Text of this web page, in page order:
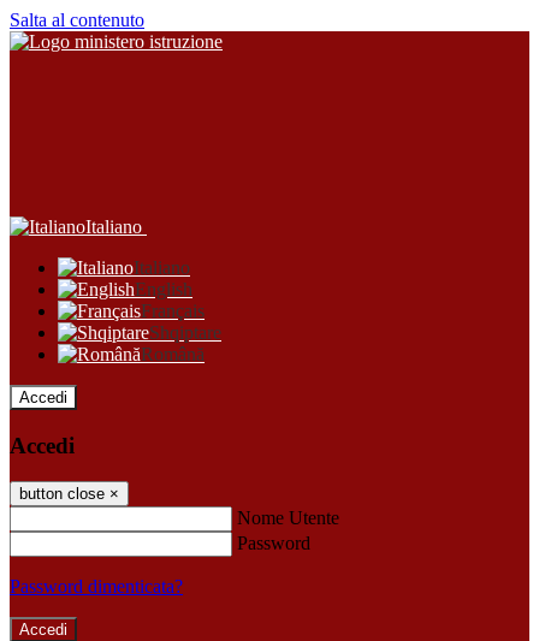
Salta al contenuto
Italiano
Italiano
English
Français
Shqiptare
Română
Accedi
Accedi
button close ×
Nome Utente
Password
Password dimenticata?